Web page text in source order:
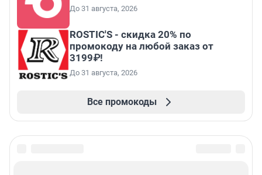
До 31 августа, 2026
ROSTIC'S - скидка 20% по
промокоду на любой заказ от
3199₽!
До 31 августа, 2026
Все промокоды